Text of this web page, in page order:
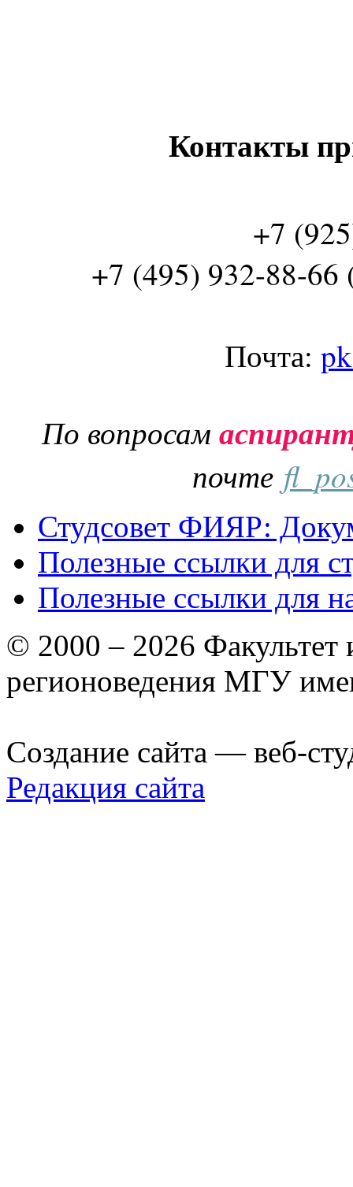
Контакты
+7
+7 (495) 932-88-66
Почта:
По вопросам
почте
Студсовет ФИЯР:
Полезные ссылки для
Полезные ссылки для
© 2000 – 2026 Факультет
регионоведения МГУ
Создание сайта — веб-
Редакция сайта